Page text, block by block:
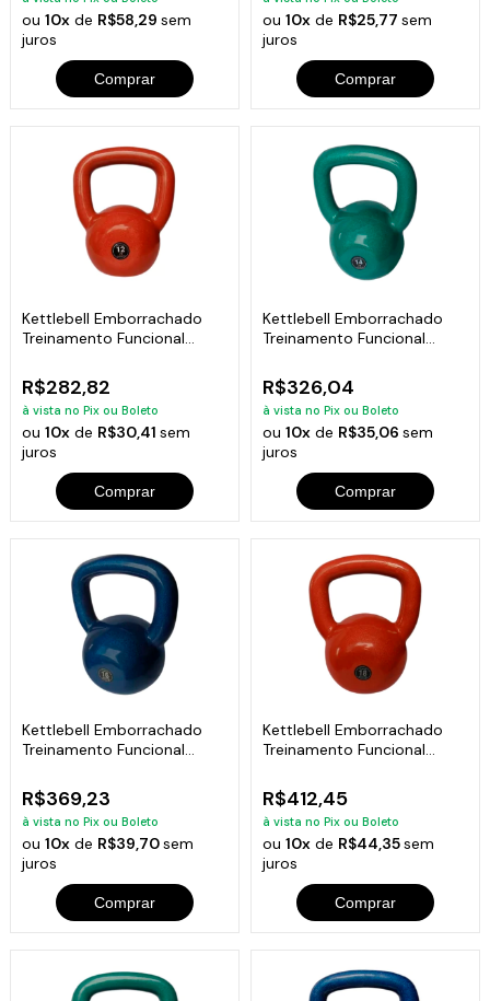
ou10x de R$58,29sem
juros
Comprar
ou 10xde R$25,77 sem
juros
Comprar
Kettlebell Emborrachado
Treinamento Funcional
R$282,82
à vista no Pix ou Boleto
ou10x de R$30,41sem
juros
Comprar
Kettlebell Emborrachado
Treinamento Funcional
R$326,04
à vista no Pix ou Boleto
ou 10xde R$35,06 sem
juros
Comprar
Kettlebell Emborrachado
Treinamento Funcional
R$369,23
à vista no Pix ou Boleto
ou10x de R$39,70sem
juros
Comprar
Kettlebell Emborrachado
Treinamento Funcional
R$412,45
à vista no Pix ou Boleto
ou 10xde R$44,35sem
juros
Comprar